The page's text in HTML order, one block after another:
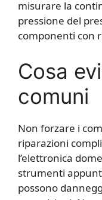
misurare la
pressione del
componenti con
Cosa
comuni
Non forzare i
riparazioni
l’elettronica
strumenti
possono